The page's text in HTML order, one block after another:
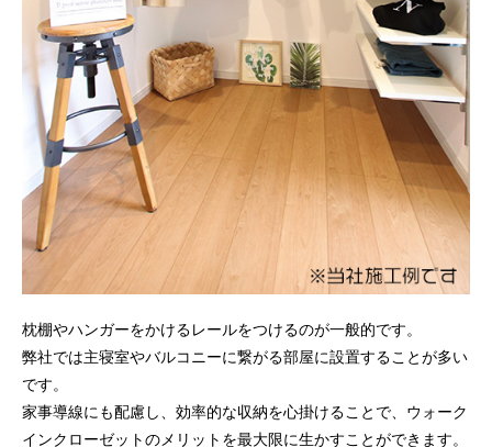
枕棚やハンガーをかけるレールをつけるのが一般的です。
弊社では主寝室やバルコニーに繋がる部屋に設置することが多い
です。
家事導線にも配慮し、効率的な収納を心掛けることで、ウォーク
インクローゼットのメリットを最大限に生かすことができます。